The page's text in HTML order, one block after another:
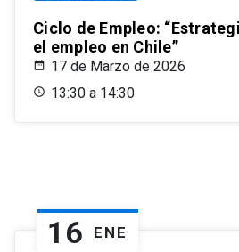
Ciclo de Empleo:
el empleo en Chile”
17 de Marzo de 2026
13:30 a 14:30
16 ENE